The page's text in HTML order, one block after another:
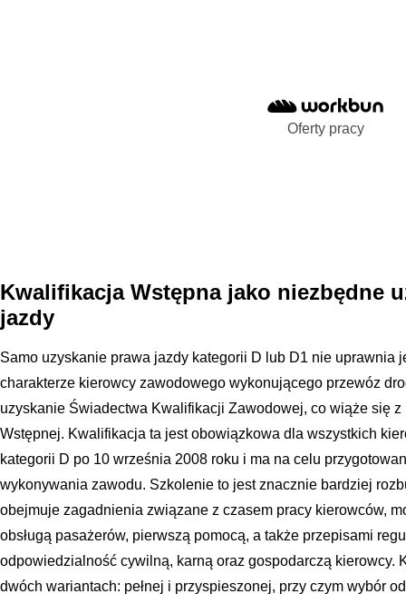
Oferty pracy
Kwalifikacja Wstępna jako niezbędne
jazdy
Samo uzyskanie prawa jazdy kategorii D lub D1 nie uprawnia
charakterze kierowcy zawodowego wykonującego przewóz
uzyskanie Świadectwa Kwalifikacji Zawodowej, co wiąże się
Wstępnej. Kwalifikacja ta jest obowiązkowa dla wszystkich
kategorii D po 10 września 2008 roku i ma na celu
wykonywania zawodu. Szkolenie to jest znacznie bardziej
obejmuje zagadnienia związane z czasem pracy kierowców,
obsługą pasażerów, pierwszą pomocą, a także przepisami
odpowiedzialność cywilną, karną oraz gospodarczą kierowcy.
dwóch wariantach: pełnej i przyspieszonej, przy czym wybór